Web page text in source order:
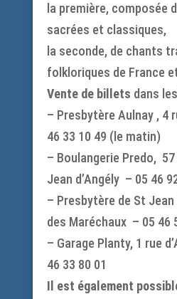
la première, composée
sacrées et classiques,
la seconde, de chants
folkloriques de France
Vente de billets dans
– Presbytère Aulnay , 4
46 33 10 49 (le matin)
– Boulangerie Predo,
Jean d’Angély – 05 46
– Presbytère de St Jean
des Maréchaux – 05 46
– Garage Planty, 1 rue
46 33 80 01
Il est également